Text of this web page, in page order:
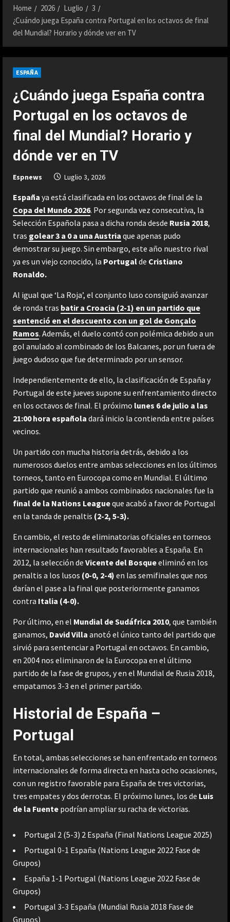
Home 2026 Luglio
3
¿Cuándo juega España contra Portugal en los octavos de final
del Mundial? Horario y dónde ver en TV
ESPAÑA
¿Cuándo juega España contra
Portugal en los octavos de
final del Mundial? Horario y
dónde ver en TV
Espnews Luglio 3, 2026
España ya está clasificada en los octavos de final de la
Copa del Mundo 2026. Por segunda vez consecutiva, la
Selección Española pasa a dicha ronda desde Rusia 2018,
tras golear 3 a 0 a una Austria que apenas pudo
demostrar su juego. Sin embargo, este año nuestro rival
ya es un viejo conocido, la Portugalde Cristiano
Ronaldo.
Al igual que ‘La Roja’, el conjunto luso consiguió avanzar
de ronda tras batir a Croacia (2-1) en un partido que
sentenció en el descuento con un gol de Gonçalo
Ramos. Además, el duelo contó con polémica debido a un
gol anulado al combinado de los Balcanes, por un fuera de
juego dudoso que fue determinado por un sensor.
Independientemente de ello, la clasificación de España y
Portugal de este jueves supone su enfrentamiento directo
en los octavos de final. El próximo lunes 6 de julio a las
21:00 hora española dará inicio la contienda entre países
vecinos.
Un partido con mucha historia detrás, debido a los
numerosos duelos entre ambas selecciones en los últimos
torneos, tanto en Eurocopa como en Mundial. El último
partido que reunió a ambos combinados nacionales fue la
final de la Nations Leagueque acabó a favor de Portugal
en la tanda de penaltis (2-2, 5-3).
En cambio, el resto de eliminatorias oficiales en torneos
internacionales han resultado favorables a España. En
2012, la selección de Vicente del Bosqueeliminó en los
penaltis a los lusos (0-0, 2-4) en las semifinales que nos
darían el pase a la final que posteriormente ganamos
contra Italia (4-0).
Por último, en el Mundial de Sudáfrica 2010, que también
ganamos, David Villa anotó el único tanto del partido que
sirvió para sentenciar a Portugal en octavos. En cambio,
en 2004 nos eliminaron de la Eurocopa en el último
partido de la fase de grupos, y en el Mundial de Rusia 2018,
empatamos 3-3 en el primer partido.
Historial de España –
Portugal
En total, ambas selecciones se han enfrentado en torneos
internacionales de forma directa en hasta ocho ocasiones,
con un registro favorable para España de tres victorias,
tres empates y dos derrotas. El próximo lunes, los de Luis
de la Fuente podrían ampliar su racha de victorias.
Portugal 2 (5-3) 2 España (Final Nations League 2025)
Portugal 0-1 España (Nations League 2022 Fase de
Grupos)
España 1-1 Portugal (Nations League 2022 Fase de
Grupos)
Portugal 3-3 España (Mundial Rusia 2018 Fase de
Grupos)